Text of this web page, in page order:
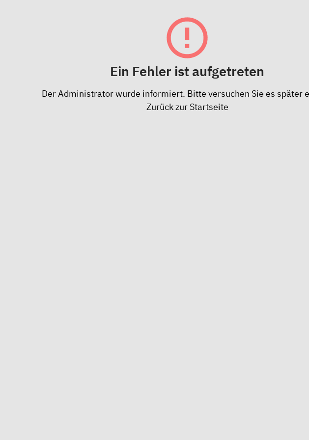
Ein Fehler ist aufgetreten
Der Administrator wurde informiert. Bitte versuchen Sie es später
Zurück zur Startseite